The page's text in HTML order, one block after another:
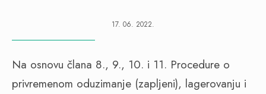
17. 06. 2022.
Na osnovu člana 8., 9., 10. i 11. Procedure o
privremenom oduzimanje (zapljeni), lagerovanju i